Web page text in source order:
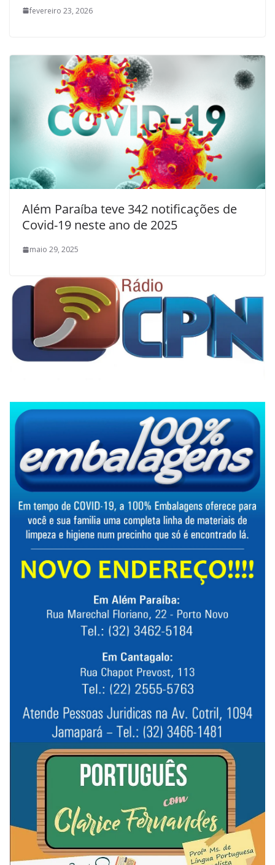
fevereiro 23, 2026
Além Paraíba teve 342 notificações de
Covid-19 neste ano de 2025
maio 29, 2025